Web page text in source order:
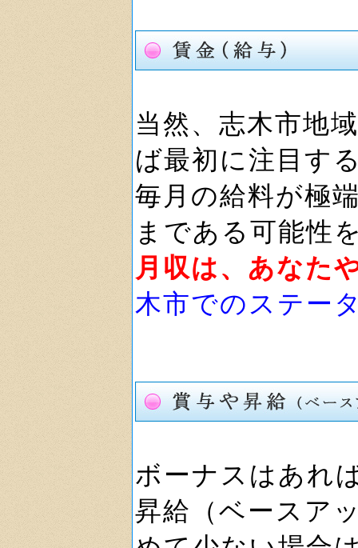
当然、志木市地
ば最初に注目す
毎月の給料が極
まである可能性
月収は、あなた
木市でのステー
ボーナスはあれ
昇給（ベースア